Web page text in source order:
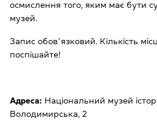
осмислення того, яким має бути
музей.
Запис обовʼязковий. Кількість
поспішайте!
Адреса: Національний музей
Володимирська, 2